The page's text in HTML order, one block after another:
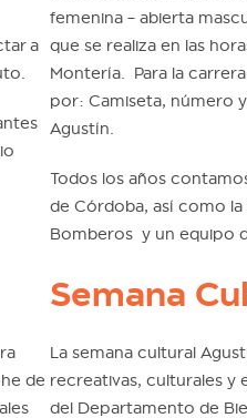
a
femenina – abierta
que se realiza en las
Montería. Para la
por: Camiseta, número
Agustín.
Todos los años
de Córdoba, así como la
Bomberos y un equipo
de
Semana
La semana cultural
recreativas, culturales y
del Departamento de